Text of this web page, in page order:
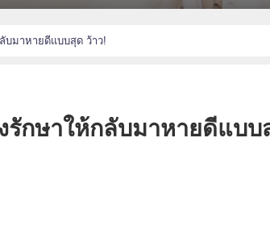
บมาหายดีแบบสุด ว้าว!
รักษาให้กลับมาหายดีแบบ